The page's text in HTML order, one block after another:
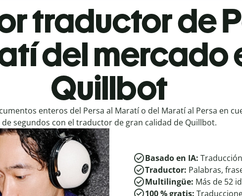
traductor de
del mercado
Quillbot
enteros del Persa al Maratí o del Maratí al Persa en
de segundos con el traductor de gran calidad de Quillbot.
Basado en IA:
Traductor: Palabras,
Multilingüe: Más de 52
100 % gratis: